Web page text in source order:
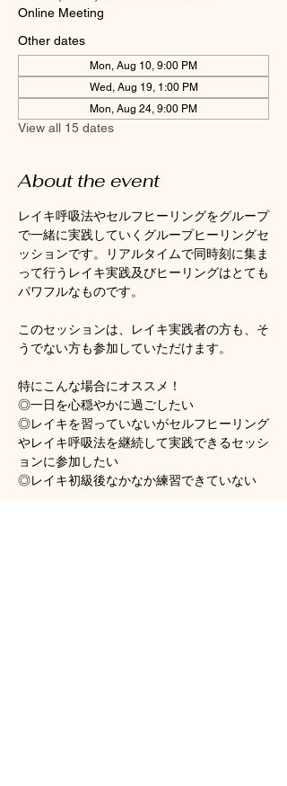
Online Meeting
Other dates
Mon, Aug 10, 9:00 PM
Wed, Aug 19, 1:00 PM
Mon, Aug 24, 9:00 PM
View all 15 dates
About the event
レイキ呼吸法やセルフヒーリングをグループ
で一緒に実践していくグループヒーリングセ
ッションです。リアルタイムで同時刻に集ま
って行うレイキ実践及びヒーリングはとても
パワフルなものです。
このセッションは、レイキ実践者の方も、そ
うでない方も参加していただけます。
特にこんな場合にオススメ！
◎一日を心穏やかに過ごしたい
◎レイキを習っていないがセルフヒーリング
やレイキ呼吸法を継続して実践できるセッシ
ョンに参加したい
◎レイキ初級後なかなか練習できていない